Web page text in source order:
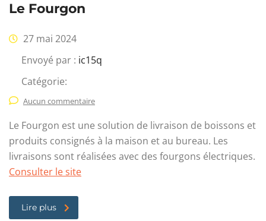
Le Fourgon
27 mai 2024
Envoyé par : ic15q
Catégorie:
Aucun commentaire
Le Fourgon est une solution de livraison de boissons et
produits consignés à la maison et au bureau. Les
livraisons sont réalisées avec des fourgons électriques.
Consulter le site
Lire plus